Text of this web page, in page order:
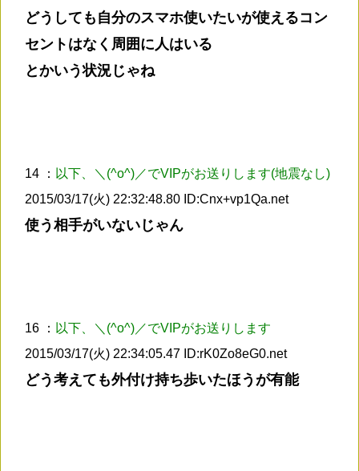
どうしても自分のスマホ使いたいが使えるコン
セントはなく周囲に人はいる
とかいう状況じゃね
14 ： 以下、＼(^o^)／でVIPがお送りします(地震なし)
2015/03/17(火) 22:32:48.80 ID:Cnx+vp1Qa.net
使う相手がいないじゃん
16 ： 以下、＼(^o^)／でVIPがお送りします
2015/03/17(火) 22:34:05.47 ID:rK0Zo8eG0.net
どう考えても外付け持ち歩いたほうが有能